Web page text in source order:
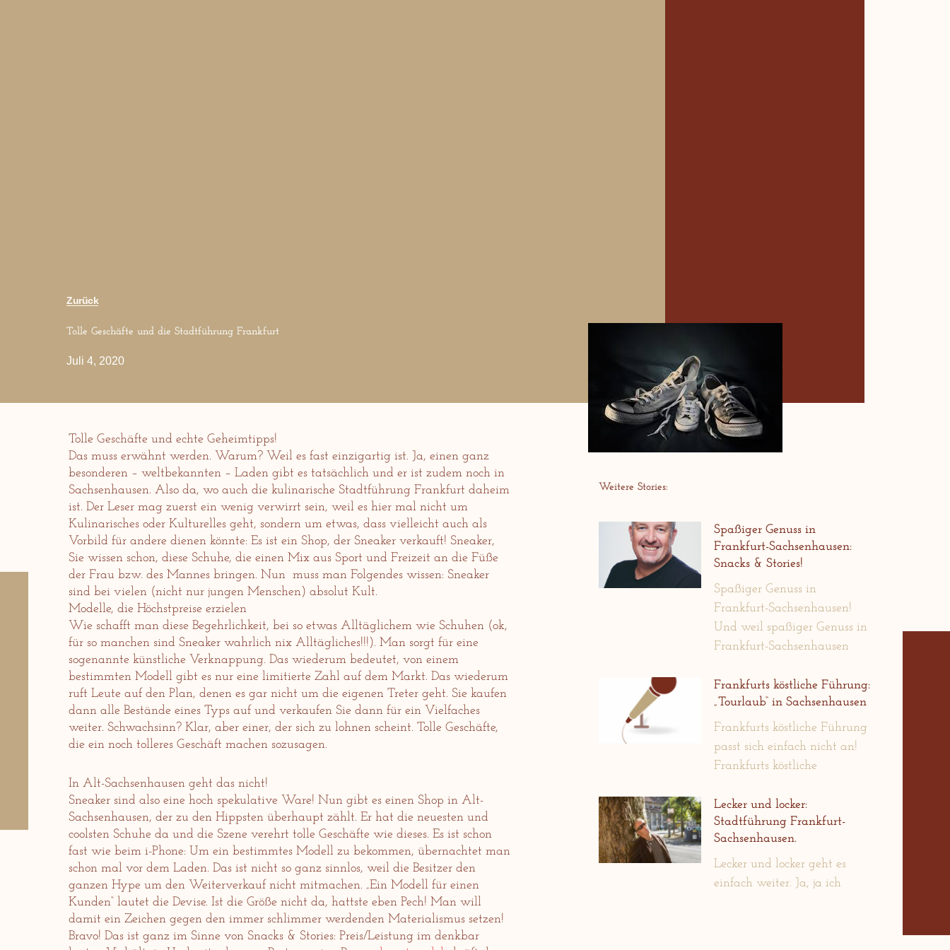
Zurück
Tolle Geschäfte und die Stadtführung Frankfurt
Juli 4, 2020
Tolle Geschäfte und echte Geheimtipps!
Das muss erwähnt werden. Warum? Weil es fast einzigartig ist. Ja, einen ganz
besonderen – weltbekannten – Laden gibt es tatsächlich und er ist zudem noch in
Sachsenhausen. Also da, wo auch die kulinarische Stadtführung Frankfurt daheim
ist. Der Leser mag zuerst ein wenig verwirrt sein, weil es hier mal nicht um
Kulinarisches oder Kulturelles geht, sondern um etwas, dass vielleicht auch als
Vorbild für andere dienen könnte: Es ist ein Shop, der Sneaker verkauft! Sneaker,
Sie wissen schon, diese Schuhe, die einen Mix aus Sport und Freizeit an die Füße
der Frau bzw. des Mannes bringen. Nun muss man Folgendes wissen: Sneaker
sind bei vielen (nicht nur jungen Menschen) absolut Kult.
Modelle, die Höchstpreise erzielen
Wie schafft man diese Begehrlichkeit, bei so etwas Alltäglichem wie Schuhen (ok,
für so manchen sind Sneaker wahrlich nix Alltägliches!!!). Man sorgt für eine
sogenannte künstliche Verknappung. Das wiederum bedeutet, von einem
bestimmten Modell gibt es nur eine limitierte Zahl auf dem Markt. Das wiederum
ruft Leute auf den Plan, denen es gar nicht um die eigenen Treter geht. Sie kaufen
dann alle Bestände eines Typs auf und verkaufen Sie dann für ein Vielfaches
weiter. Schwachsinn? Klar, aber einer, der sich zu lohnen scheint. Tolle Geschäfte,
die ein noch tolleres Geschäft machen sozusagen.
In Alt-Sachsenhausen geht das nicht!
Sneaker sind also eine hoch spekulative Ware! Nun gibt es einen Shop in Alt-
Sachsenhausen, der zu den Hippsten überhaupt zählt. Er hat die neuesten und
coolsten Schuhe da und die Szene verehrt tolle Geschäfte wie dieses. Es ist schon
fast wie beim i-Phone: Um ein bestimmtes Modell zu bekommen, übernachtet man
schon mal vor dem Laden. Das ist nicht so ganz sinnlos, weil die Besitzer den
ganzen Hype um den Weiterverkauf nicht mitmachen. „Ein Modell für einen
Kunden“ lautet die Devise. Ist die Größe nicht da, hattste eben Pech! Man will
damit ein Zeichen gegen den immer schlimmer werdenden Materialismus setzen!
Bravo! Das ist ganz im Sinne von Snacks & Stories: Preis/Leistung im denkbar
Weitere Stories:
Spaßiger Genuss in
Frankfurt-Sachsenhausen:
Snacks & Stories!
Spaßiger Genuss in
Frankfurt-Sachsenhausen!
Und weil spaßiger Genuss in
Frankfurt-Sachsenhausen
Frankfurts köstliche Führung:
„Tourlaub“ in Sachsenhausen
Frankfurts köstliche Führung
passt sich einfach nicht an!
Frankfurts köstliche
Lecker und locker:
Stadtführung Frankfurt-
Sachsenhausen.
Lecker und locker geht es
einfach weiter. Ja, ja ich